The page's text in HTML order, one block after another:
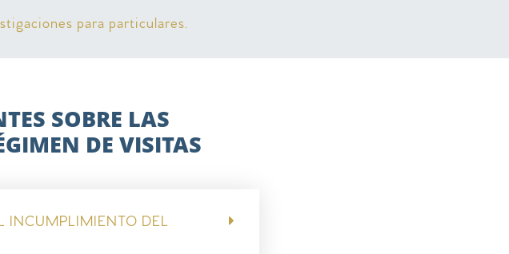
para particulares.
SOBRE LAS
DE VISITAS
INCUMPLIMIENTO DEL